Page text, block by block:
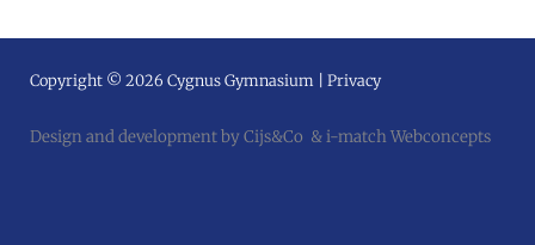
Copyright © 2026 Cygnus Gymnasium | Privacy
Design and development by Cijs&Co &i-match Webconcepts